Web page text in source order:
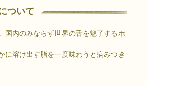
ついて
国内のみならず世界の舌を魅了するホ
に溶け出す脂を一度味わうと病みつき